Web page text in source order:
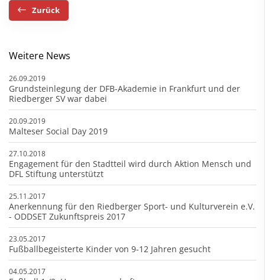
Zurück
Weitere News
26.09.2019
Grundsteinlegung der DFB-Akademie in Frankfurt und der
Riedberger SV war dabei
20.09.2019
Malteser Social Day 2019
27.10.2018
Engagement für den Stadtteil wird durch Aktion Mensch und
DFL Stiftung unterstützt
25.11.2017
Anerkennung für den Riedberger Sport- und Kulturverein e.V.
- ODDSET Zukunftspreis 2017
23.05.2017
Fußballbegeisterte Kinder von 9-12 Jahren gesucht
04.05.2017